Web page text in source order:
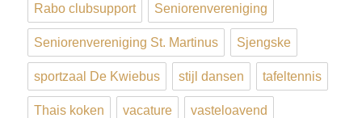
Rabo clubsupport Seniorenvereniging
Seniorenvereniging St. Martinus Sjengske
sportzaal De Kwiebus stijl dansen tafeltennis
Thais koken vacature vasteloavend